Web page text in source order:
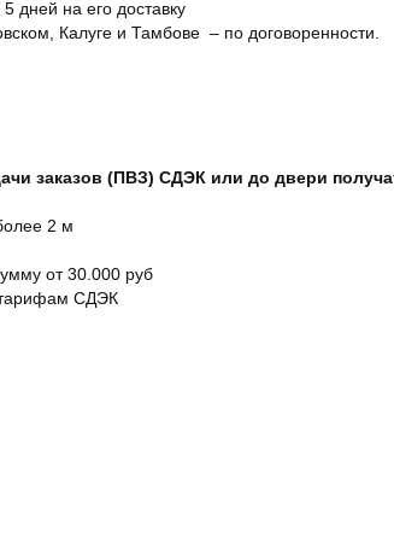
дней на его доставку
Калуге и Тамбове – по договоренности.
заказов (ПВЗ) СДЭК или до двери
2 м
от 30.000 руб
тарифам СДЭК